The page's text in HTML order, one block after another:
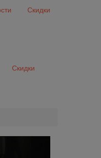
Скидки
Скидки